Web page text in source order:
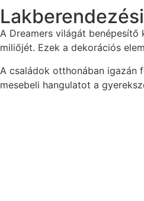
A Dreamers világát
miliőjét. Ezek a dekorációs
A családok otthonában igazán
mesebeli hangulatot a